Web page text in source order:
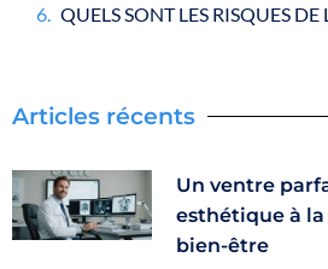
QUELS SONT LES RISQUES DE
Articles récents
Un ventre
esthétique à la
bien-être